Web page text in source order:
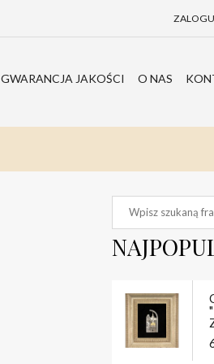
GWARANCJA JAKOŚCI O NAS